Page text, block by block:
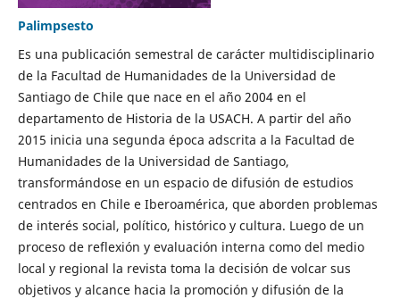
Palimpsesto
Es una publicación semestral de carácter multidisciplinario
de la Facultad de Humanidades de la Universidad de
Santiago de Chile que nace en el año 2004 en el
departamento de Historia de la USACH. A partir del año
2015 inicia una segunda época adscrita a la Facultad de
Humanidades de la Universidad de Santiago,
transformándose en un espacio de difusión de estudios
centrados en Chile e Iberoamérica, que aborden problemas
de interés social, político, histórico y cultura. Luego de un
proceso de reflexión y evaluación interna como del medio
local y regional la revista toma la decisión de volcar sus
objetivos y alcance hacia la promoción y difusión de la